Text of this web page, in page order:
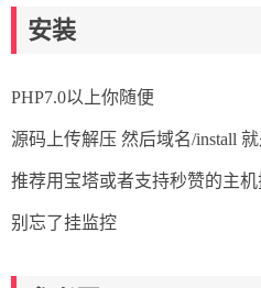
安装
PHP7.0以上你随便
源码上传解压 然后域名/install
推荐用宝塔或者支持秒赞的主机
别忘了挂监控